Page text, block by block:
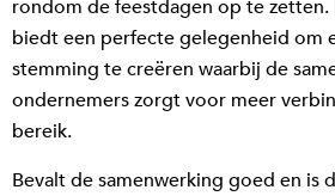
rondom de feestdagen op te zetten.
biedt een perfecte gelegenheid om
stemming te creëren waarbij de
ondernemers zorgt voor meer
bereik.
Bevalt de samenwerking goed en is